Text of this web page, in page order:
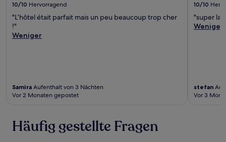
10/10 Hervorragend
"L’hôtel était parfait mais un peu beaucoup trop cher
!"
Weniger
Samira Aufenthalt von 3 Nächten
Vor 2 Monaten gepostet
10/10
"super
Weniger
stefan
Vor 3
Häufig gestellte Fragen